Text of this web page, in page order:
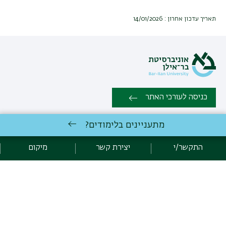
תאריך עדכון אחרון : 14/01/2026
כניסה לעורכי האתר
כל הזכויות שמורות: המחלקה לניהול, הפקולטה למדעי החברה |
03-7384041 |
מתעניינים בלימודים?
התקשר/י יצירת קשר מיקום